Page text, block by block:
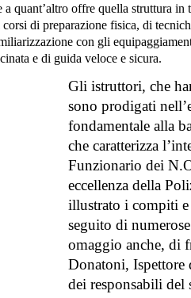
a quant’altro offre quella struttura
di preparazione fisica, di
con gli
e di guida veloce e sicura.
Gli istruttori, che
sono prodigati
fondamentale alla
che caratterizza
Funzionario dei
eccellenza della
illustrato i compiti e
seguito di
omaggio anche, di
Donatoni, Ispettore
dei responsabili